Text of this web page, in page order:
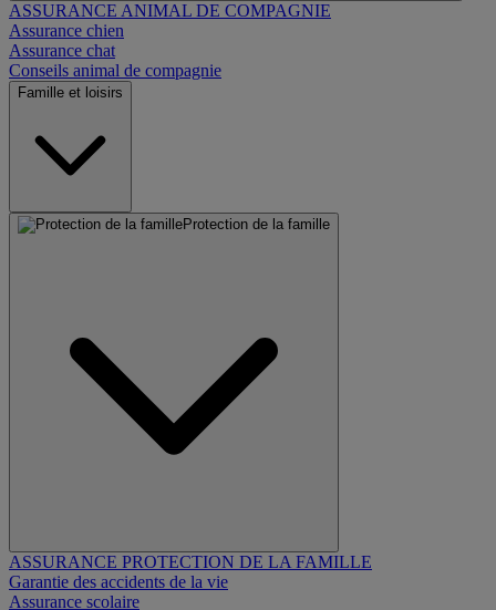
ASSURANCE ANIMAL DE COMPAGNIE
Assurance chien
Assurance chat
Conseils animal de compagnie
Famille et loisirs
Protection de la famille
ASSURANCE PROTECTION DE LA FAMILLE
Garantie des accidents de la vie
Assurance scolaire